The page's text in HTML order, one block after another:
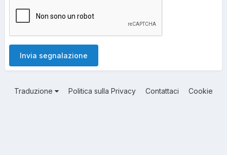
Invia segnalazione
Traduzione Politica sulla Privacy Contattaci Cookie